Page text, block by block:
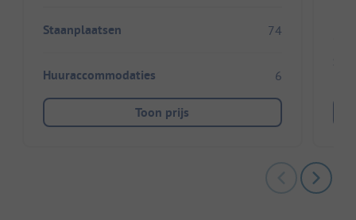
Staanplaatsen 74
Huuraccommodaties 6
Toon prijs